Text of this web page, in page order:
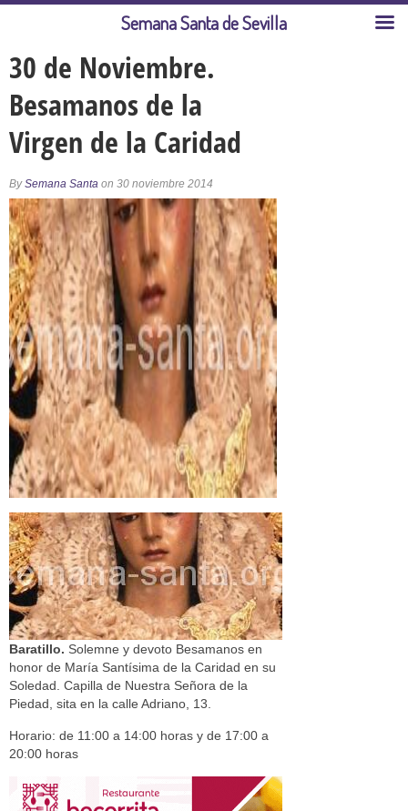
30 de Noviembre.
Besamanos de la
Virgen de la Caridad
BySemana Santa on 30 noviembre 2014
Baratillo. Solemne y devoto Besamanos en
honor de María Santísima de la Caridad en su
Soledad. Capilla de Nuestra Señora de la
Piedad, sita en la calle Adriano, 13.
Horario: de 11:00 a 14:00 horas y de 17:00 a
20:00 horas
Semana Santa de Sevilla